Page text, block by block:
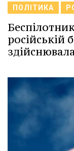
ПОЛІТИКА
російській